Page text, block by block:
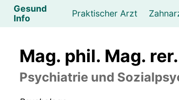
Gesund
Info
Praktischer Arzt
Lungenarzt Urologe
Physikalische Medizin &
Sportwissenschaftliche
Mag. phil. Mag.
Psychiatrie und